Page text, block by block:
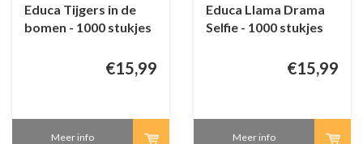
Educa Tijgers in de
bomen - 1000 stukjes
€15,99
Meer info
Educa Llama Drama
Selfie - 1000 stukjes
€15,99
Meer info